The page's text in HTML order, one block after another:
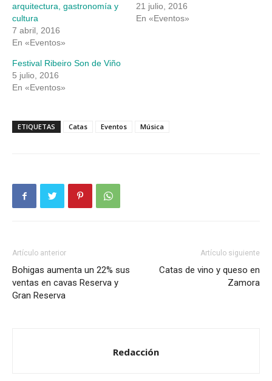
arquitectura, gastronomía y
cultura
7 abril, 2016
En «Eventos»
21 julio, 2016
En «Eventos»
Festival Ribeiro Son de Viño
5 julio, 2016
En «Eventos»
ETIQUETAS Catas Eventos Música
Artículo anterior
Bohigas aumenta un 22% sus
ventas en cavas Reserva y
Gran Reserva
Artículo siguiente
Catas de vino y queso en
Zamora
Redacción